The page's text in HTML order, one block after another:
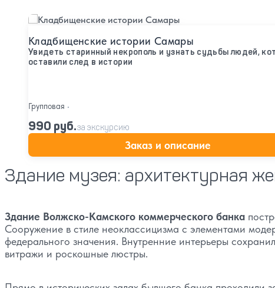
Кладбищенские истории Самары
Увидеть старинный некрополь и узнать судьбы людей,
оставили след в истории
Групповая •
990 руб.за экскурсию
Заказ и описание
Подробнее
Здание музея: архитектурная
Здание Волжско-Камского коммерческого банка
Сооружение в стиле неоклассицизма с элементами
федерального значения. Внутренние интерьеры
витражи и роскошные люстры.